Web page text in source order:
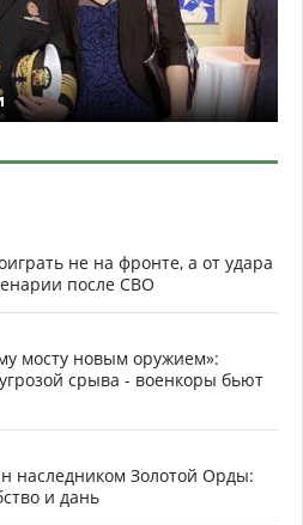
не на фронте, а от удара
после СВО
мосту новым оружием»:
срыва - военкоры бьют
наследником Золотой Орды:
и дань